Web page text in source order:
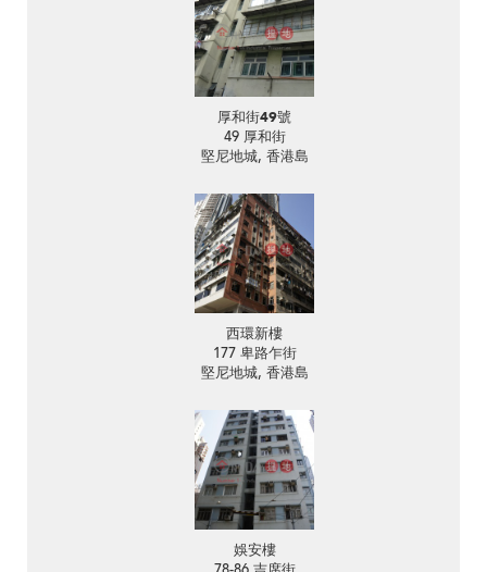
厚和街49號
49 厚和街
堅尼地城, 香港島
西環新樓
177 卑路乍街
堅尼地城, 香港島
娛安樓